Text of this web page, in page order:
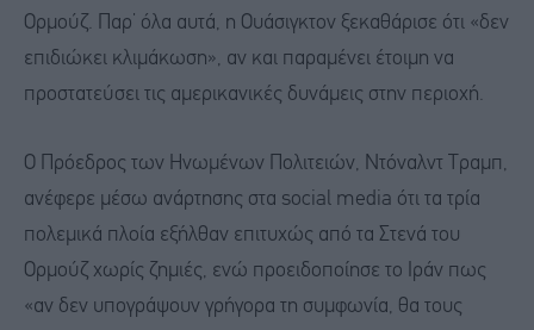
Ορμούζ. Παρ’ όλα αυτά, η Ουάσιγκτον ξεκαθάρισε ότι «δεν
επιδιώκει κλιμάκωση», αν και παραμένει έτοιμη να
προστατεύσει τις αμερικανικές δυνάμεις στην περιοχή.
Ο Πρόεδρος των Ηνωμένων Πολιτειών, Ντόναλντ Τραμπ,
ανέφερε μέσω ανάρτησης στα social media ότι τα τρία
πολεμικά πλοία εξήλθαν επιτυχώς από τα Στενά του
Ορμούζ χωρίς ζημιές, ενώ προειδοποίησε το Ιράν πως
«αν δεν υπογράψουν γρήγορα τη συμφωνία, θα τους